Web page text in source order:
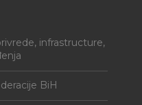
infrastructure,
BiH